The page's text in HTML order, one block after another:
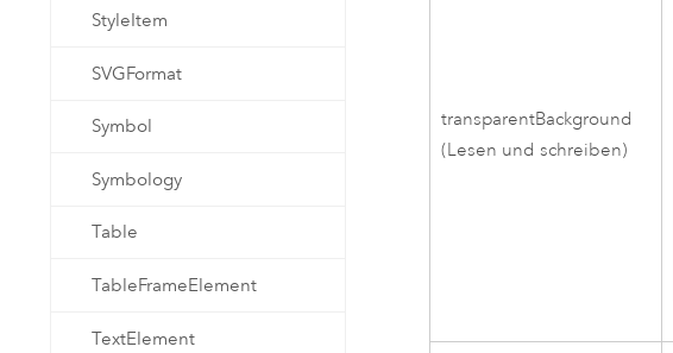
StyleItem
SVGFormat
Symbol
Symbology
Table
TableFrameElement
TextElement
transparentBackground
(Lesen und schreiben)